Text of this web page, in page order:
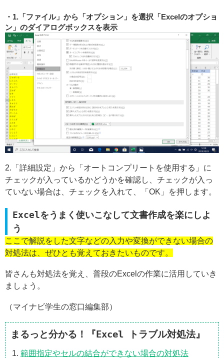
1.「ファイル」から「オプション」を選択「Excelのオプショ
ン」のダイアログボックスを表示
2.「詳細設定」から「オートコンプリートを使用する」に
チェックが入っているかどうかを確認し、チェックが入っ
ていない場合は、チェックを入れて、「OK」を押します。
Excelをうまく使いこなして文書作成を楽にしよ
う
ここで解説をした文字などの入力や変換ができない場合の
対処法は、ぜひとも覚えておきたいものです。
皆さんも対処法を覚え、普段のExcelの作業に活用していき
ましょう。
（マイナビ学生の窓口編集部）
まるっと分かる！『Excel トラブル対処法』
範囲指定やセルの結合ができない場合の対処法